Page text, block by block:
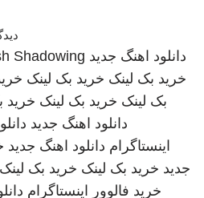
دانلود اهنگ جدید Shadowing
خرید بک لینک خرید بک لینک
بک لینک خرید بک لینک خرید
دانلود اهنگ جدید
اینستاگرام دانلود اهنگ جدید
جدید خرید بک لینک خرید بک لینک
خرید فالوور اینستاگرام